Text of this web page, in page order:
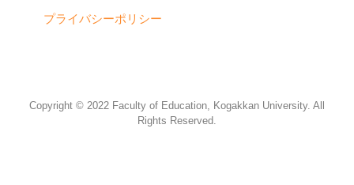
プライバシーポリシー
Copyright © 2022 Faculty of Education, Kogakkan University. All
Rights Reserved.